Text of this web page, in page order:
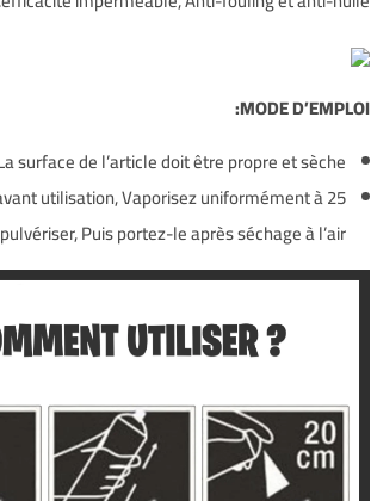
MODE D’EMPLOI:
surface de l’article doit être propre et sèche.
utilisation, Vaporisez uniformément à 25
Puis portez-le après séchage à l’air.